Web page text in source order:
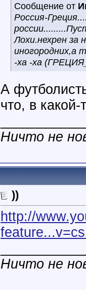
Сообщение от
Россия-
Лохи.нехрен за
иногородних,а
-ха -ха
А
что, в
Ничто не
))
http://
Ничто не